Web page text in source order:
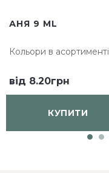
АНЯ 9 ML
Кольори в асортименті
від 8.20грн
КУПИТИ